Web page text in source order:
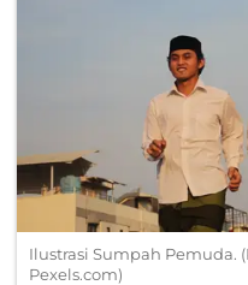
Ilustrasi Sumpah Pemuda.
Pexels.com)